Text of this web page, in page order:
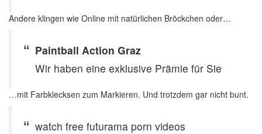
Andere klingen wie Online mit natürlichen Bröckchen oder…
Paintball Action Graz
Wir haben eine exklusive Prämie für Sie
…mit Farbklecksen zum Markieren. Und trotzdem gar nicht bunt.
watch free futurama porn videos